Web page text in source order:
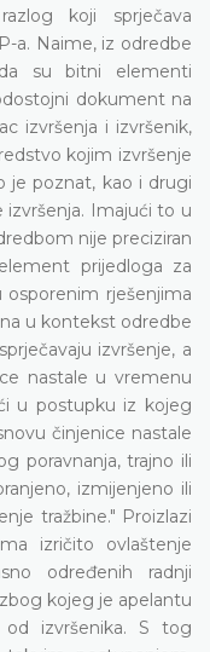
koji sprječava
a. Naime, iz odredbe
su bitni elementi
dokument na
izvršenja i izvršenik,
kojim izvršenje
je poznat, kao i drugi
izvršenja. Imajući to u
nije preciziran
prijedloga za
osporenim rješenjima
u kontekst odredbe
izvršenje, a
nastale u vremenu
u postupku iz kojeg
činjenice nastale
poravnanja, trajno ili
izmijenjeno ili
tražbine." Proizlazi
izričito ovlaštenje
određenih radnji
kojeg je apelantu
od izvršenika. S tog